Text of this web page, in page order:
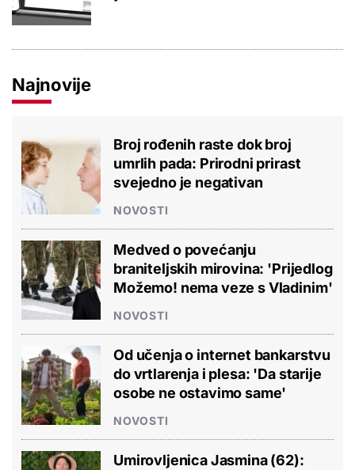
Najnovije
Broj rođenih raste dok broj
umrlih pada: Prirodni prirast
svejedno je negativan
NOVOSTI
Medved o povećanju
braniteljskih mirovina: 'Prijedlog
Možemo! nema veze s Vladinim'
NOVOSTI
Od učenja o internet bankarstvu
do vrtlarenja i plesa: 'Da starije
osobe ne ostavimo same'
NOVOSTI
Umirovljenica Jasmina (62):